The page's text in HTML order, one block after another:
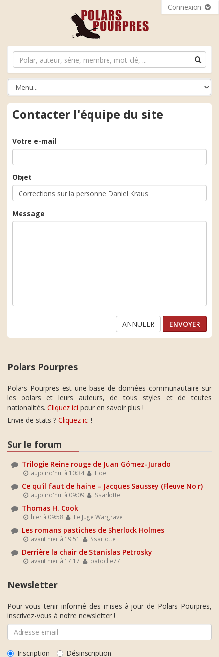
Connexion
Contacter l'équipe du site
Votre e-mail
Objet
Message
ANNULER
Polars Pourpres
Polars Pourpres est une base de données communautaire sur
les polars et leurs auteurs, de tous styles et de toutes
nationalités. Cliquez ici pour en savoir plus !
Envie de stats ? Cliquez ici !
Sur le forum
Trilogie Reine rouge de Juan Gómez-Jurado
aujourd'hui à 10:34 Hoel
Ce qu'il faut de haine – Jacques Saussey (Fleuve Noir)
aujourd'hui à 09:09 Ssarlotte
Thomas H. Cook
hier à 09:58 Le Juge Wargrave
Les romans pastiches de Sherlock Holmes
avant hier à 19:51 Ssarlotte
Derrière la chair de Stanislas Petrosky
avant hier à 17:17 patoche77
Newsletter
Pour vous tenir informé des mises-à-jour de Polars Pourpres,
inscrivez-vous à notre newsletter !
Inscription Désinscription